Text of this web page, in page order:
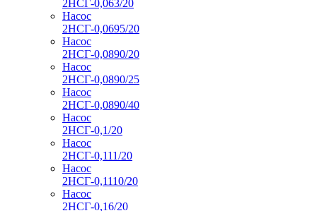
2НСГ-0,063/20
Насос
2НСГ-0,0695/20
Насос
2НСГ-0,0890/20
Насос
2НСГ-0,0890/25
Насос
2НСГ-0,0890/40
Насос
2НСГ-0,1/20
Насос
2НСГ-0,111/20
Насос
2НСГ-0,1110/20
Насос
2НСГ-0,16/20